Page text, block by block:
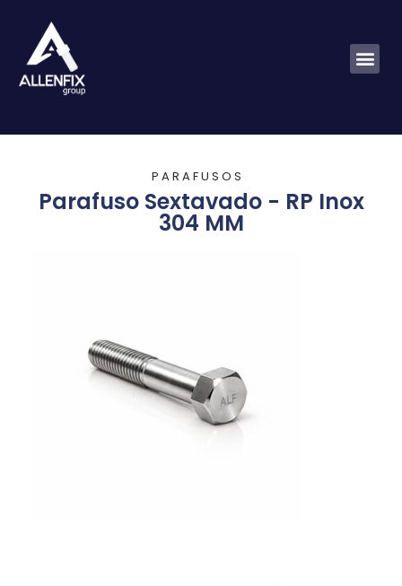
P AR AFU S O S
Parafuso Sextavado - RP Inox
304 MM